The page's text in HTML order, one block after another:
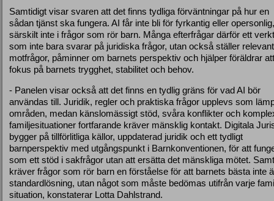
Samtidigt visar svaren att det finns tydliga förväntningar på hur en
sådan tjänst ska fungera. AI får inte bli för fyrkantig eller opersonlig,
särskilt inte i frågor som rör barn. Många efterfrågar därför ett
som inte bara svarar på juridiska frågor, utan också ställer
motfrågor, påminner om barnets perspektiv och hjälper föräldrar
fokus på barnets trygghet, stabilitet och behov.
- Panelen visar också att det finns en tydlig gräns för vad AI bör
användas till. Juridik, regler och praktiska frågor upplevs som
områden, medan känslomässigt stöd, svåra konflikter och
familjesituationer fortfarande kräver mänsklig kontakt. Digitala
bygger på tillförlitliga källor, uppdaterad juridik och ett tydligt
barnperspektiv med utgångspunkt i Barnkonventionen, för att
som ett stöd i sakfrågor utan att ersätta det mänskliga mötet.
kräver frågor som rör barn en förståelse för att barnets bästa inte
standardlösning, utan något som måste bedömas utifrån varje
situation, konstaterar Lotta Dahlstrand.